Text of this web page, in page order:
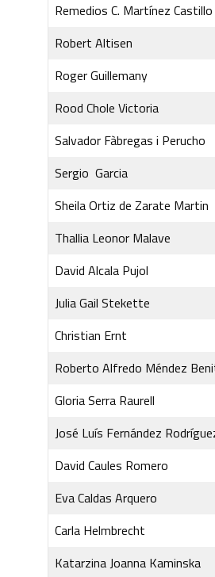
Remedios C. Martínez Castillo
Robert Altisen
Roger Guillemany
Rood Chole Victoria
Salvador Fàbregas i Perucho
Sergio Garcia
Sheila Ortiz de Zarate Martin
Thallia Leonor Malave
David Alcala Pujol
Julia Gail Stekette
Christian Ernt
Roberto Alfredo Méndez
Gloria Serra Raurell
José Luís Fernández
David Caules Romero
Eva Caldas Arquero
Carla Helmbrecht
Katarzina Joanna Kaminska